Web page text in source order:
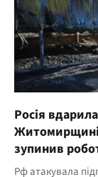
Росія
зупинив
Рф атакувала